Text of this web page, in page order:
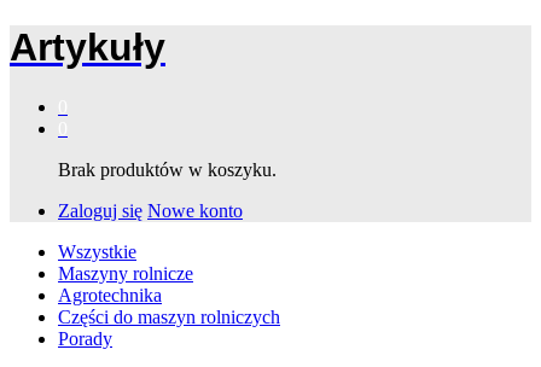
Artykuły
Brak produktów w koszyku.
Zaloguj się Nowe konto
Wszystkie
Maszyny rolnicze
Agrotechnika
Części do maszyn rolniczych
Porady